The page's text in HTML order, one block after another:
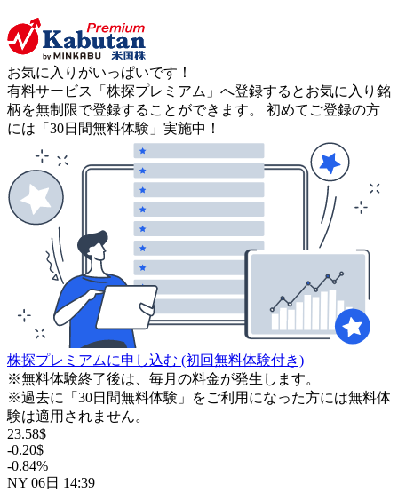
お気に入りがいっぱいです！
有料サービス「株探プレミアム」へ登録するとお気に入り銘
柄を無制限で登録することができます。 初めてご登録の方
には「30日間無料体験」実施中！
株探プレミアムに申し込む (初回無料体験付き)
※無料体験終了後は、毎月の料金が発生します。
※過去に「30日間無料体験」をご利用になった方には無料体
験は適用されません。
23.58$
-0.20$
-0.84%
NY 06日 14:39